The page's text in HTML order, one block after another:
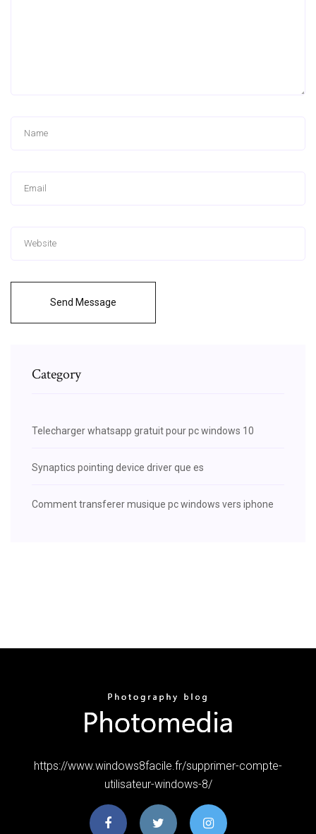
Send Message
Category
Telecharger whatsapp gratuit pour pc windows 10
Synaptics pointing device driver que es
Comment transferer musique pc windows vers iphone
https://www.windows8facile.fr/supprimer-compte-
utilisateur-windows-8/